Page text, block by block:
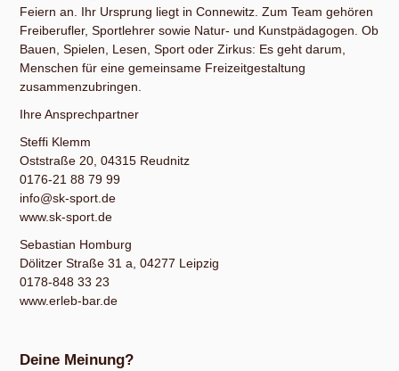
Feiern an. Ihr Ursprung liegt in Connewitz. Zum Team gehören
Freiberufler, Sportlehrer sowie Natur- und Kunstpädagogen. Ob
Bauen, Spielen, Lesen, Sport oder Zirkus: Es geht darum,
Menschen für eine gemeinsame Freizeitgestaltung
zusammenzubringen.
Ihre Ansprechpartner
Steffi Klemm
Oststraße 20, 04315 Reudnitz
0176-21 88 79 99
info@sk-sport.de
www.sk-sport.de
Sebastian Homburg
Dölitzer Straße 31 a, 04277 Leipzig
0178-848 33 23
www.erleb-bar.de
Deine Meinung?